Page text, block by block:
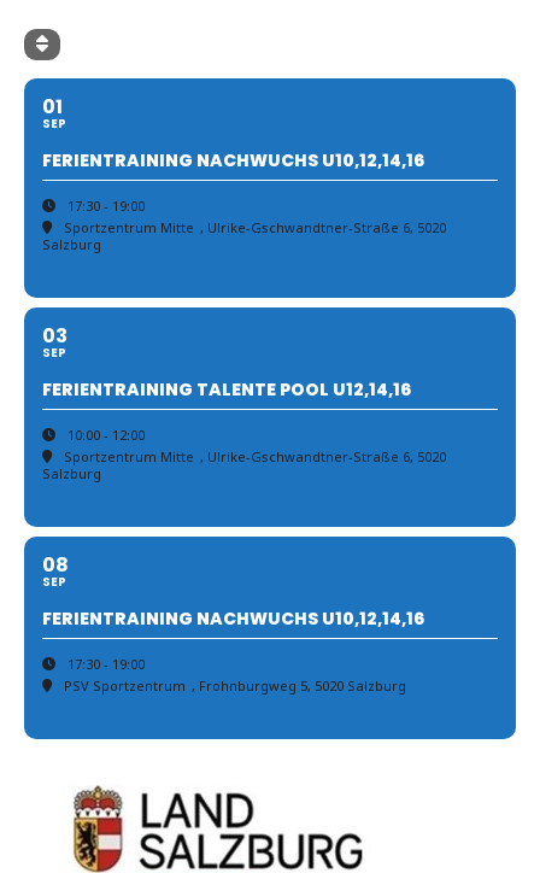
01
SEP
FERIENTRAINING NACHWUCHS U10,12,14,16
17:30 - 19:00
Sportzentrum Mitte , Ulrike-Gschwandtner-Straße 6, 5020
Salzburg
03
SEP
FERIENTRAINING TALENTE POOL U12,14,16
10:00 - 12:00
Sportzentrum Mitte , Ulrike-Gschwandtner-Straße 6, 5020
Salzburg
08
SEP
FERIENTRAINING NACHWUCHS U10,12,14,16
17:30 - 19:00
PSV Sportzentrum , Frohnburgweg 5, 5020 Salzburg